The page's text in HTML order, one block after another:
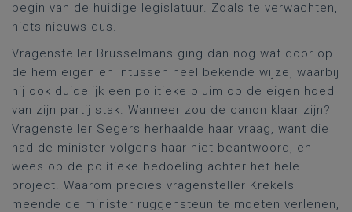
begin van de huidige legislatuur. Zoals te verwachten,
niets nieuws dus.
Vragensteller Brusselmans ging dan nog wat door op
de hem eigen en intussen heel bekende wijze, waarbij
hij ook duidelijk een politieke pluim op de eigen hoed
van zijn partij stak. Wanneer zou de canon klaar zijn?
Vragensteller Segers herhaalde haar vraag, want die
had de minister volgens haar niet beantwoord, en
wees op de politieke bedoeling achter het hele
project. Waarom precies vragensteller Krekels
meende de minister ruggensteun te moeten verlenen,